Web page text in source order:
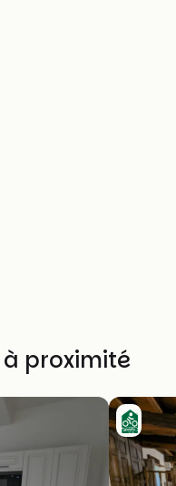
à proximité